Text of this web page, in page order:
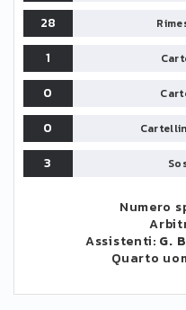
28
1
0
0
3
Numero
Assistenti: G.
Quarto